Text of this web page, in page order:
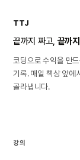
TTJ
끝까지 짜고, 끝까
코딩으로 수익을 만
기록. 매일 책상 앞에
골라냅니다.
강의